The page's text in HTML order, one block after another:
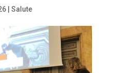
| Salute